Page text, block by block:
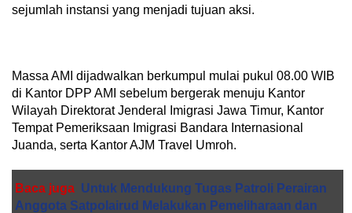
sejumlah instansi yang menjadi tujuan aksi.
Massa AMI dijadwalkan berkumpul mulai pukul 08.00 WIB
di Kantor DPP AMI sebelum bergerak menuju Kantor
Wilayah Direktorat Jenderal Imigrasi Jawa Timur, Kantor
Tempat Pemeriksaan Imigrasi Bandara Internasional
Juanda, serta Kantor AJM Travel Umroh.
Baca juga Untuk Mendukung Tugas Patroli Perairan
Anggota Satpolairud Melakukan Pemeliharaan dan